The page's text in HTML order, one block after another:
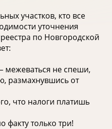
участков, кто все
уточнения
по Новгородской
межеваться не спеши,
размахнувшись от
что налоги платишь
факту только три!